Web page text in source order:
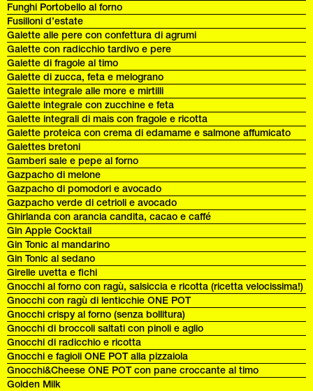
Funghi Portobello al forno
Fusilloni d’estate
Galette alle pere con confettura di agrumi
Galette con radicchio tardivo e pere
Galette di fragole al timo
Galette di zucca, feta e melograno
Galette integrale alle more e mirtilli
Galette integrale con zucchine e feta
Galette integrali di mais con fragole e ricotta
Galette proteica con crema di edamame e salmone affumicato
Galettes bretoni
Gamberi sale e pepe al forno
Gazpacho di melone
Gazpacho di pomodori e avocado
Gazpacho verde di cetrioli e avocado
Ghirlanda con arancia candita, cacao e caffé
Gin Apple Cocktail
Gin Tonic al mandarino
Gin Tonic al sedano
Girelle uvetta e fichi
Gnocchi al forno con ragù, salsiccia e ricotta (ricetta velocissima!)
Gnocchi con ragù di lenticchie ONE POT
Gnocchi crispy al forno (senza bollitura)
Gnocchi di broccoli saltati con pinoli e aglio
Gnocchi di radicchio e ricotta
Gnocchi e fagioli ONE POT alla pizzaiola
Gnocchi&Cheese ONE POT con pane croccante al timo
Golden Milk